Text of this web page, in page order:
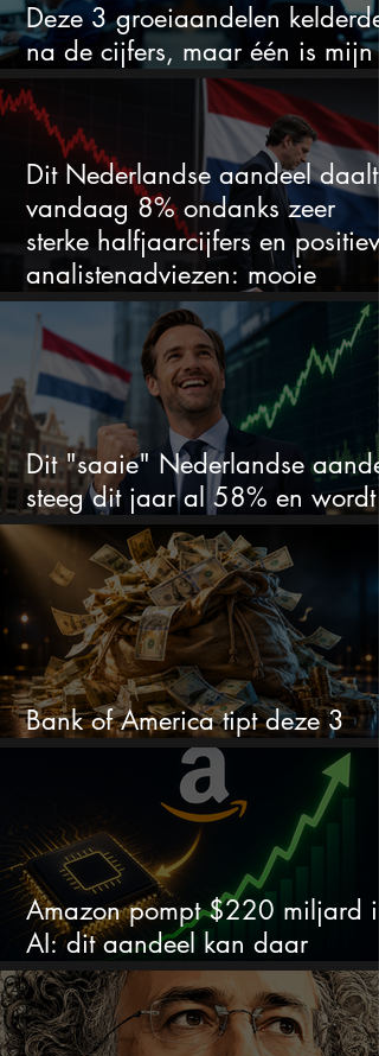
Deze 3 groeiaandelen
na de cijfers, maar één is mijn
duidelijke favoriet
Dit Nederlandse aandeel daalt
vandaag 8% ondanks zeer
sterke halfjaarcijfers en positieve
analistenadviezen: mooie
koopkans?
Dit "saaie" Nederlandse
steeg dit jaar al 58% en wordt
volgens analisten onderschat
Bank of America tipt deze 3
chipaandelen
Amazon pompt $220 miljard in
AI: dit aandeel kan daar
explosief van profiteren